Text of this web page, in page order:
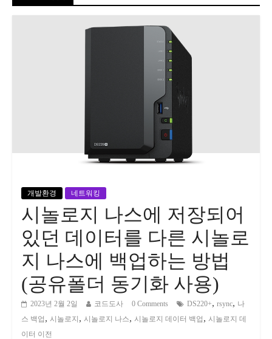
개발환경 네트워킹
시놀로지 나스에 저장되어
있던 데이터를 다른 시놀로
지 나스에 백업하는 방법
(공유폴더 동기화 사용)
2023년 2월 2일 코드도사 0 Comments DS220+, rsync, 나
스 백업 , 시놀로지 , 시놀로지 나스, 시놀로지 데이터 백업 , 시놀로지 데
이터 이전